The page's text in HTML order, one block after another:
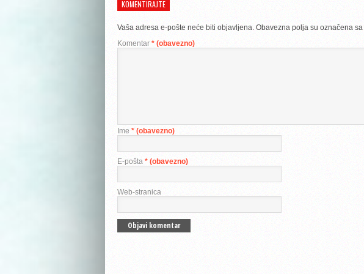
KOMENTIRAJTE
Vaša adresa e-pošte neće biti objavljena. Obavezna polja su označena sa
Komentar * (obavezno)
Ime * (obavezno)
E-pošta * (obavezno)
Web-stranica